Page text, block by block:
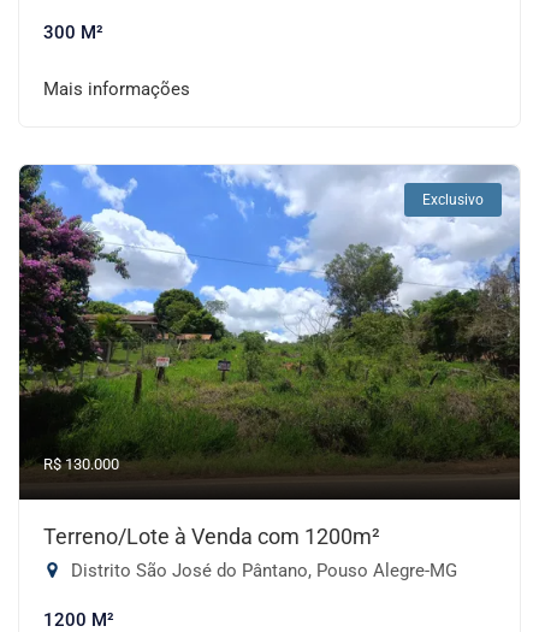
300 M²
Mais informações
Exclusivo
R$ 130.000
Terreno/Lote à Venda com 1200m²
Distrito São José do Pântano, Pouso Alegre-MG
1200 M²